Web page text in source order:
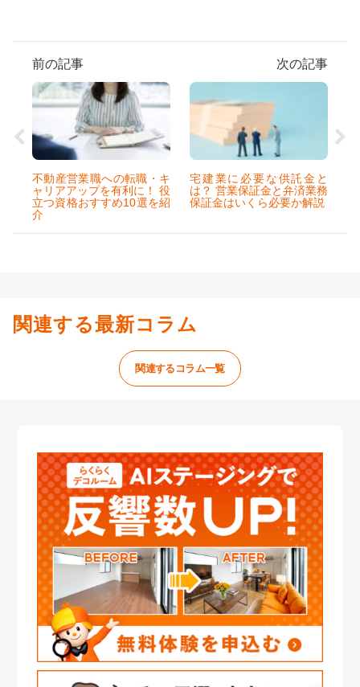
前の記事
不動産営業職への転職・キ
ャリアアップを有利に！ 役
立つ資格おすすめ10選を紹
介
次の記事
宅建業に必要な供託金と
は？ 営業保証金と弁済業務
保証金はいくら必要か解説
関連する最新コラム
関連するコラム一覧